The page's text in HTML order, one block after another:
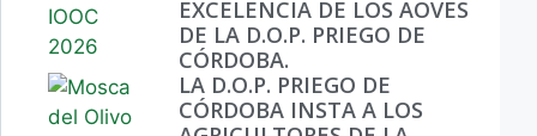
EXCELENCIA DE LOS AOVES
DE LA D.O.P. PRIEGO DE
CÓRDOBA.
LA D.O.P. PRIEGO DE
CÓRDOBA INSTA A LOS